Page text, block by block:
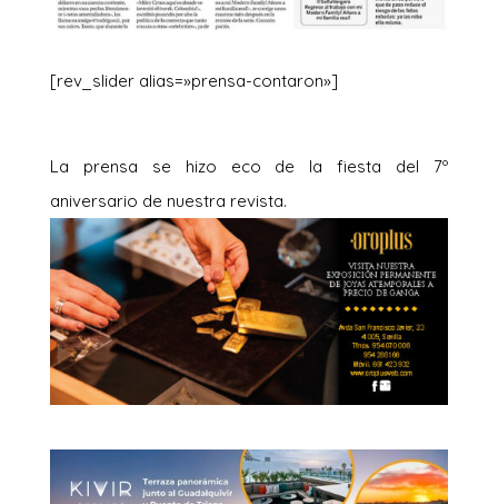
[rev_slider alias=»prensa-contaron»]
La prensa se hizo eco de la fiesta del 7º
aniversario de nuestra revista.